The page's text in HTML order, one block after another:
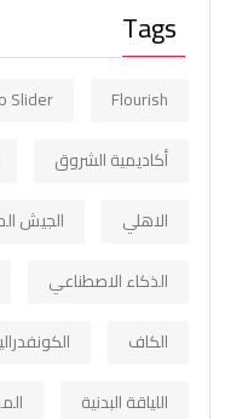
Tags
Flourish
Slider
أكاديمية الشروق
الاهلي
الجيش
الذكاء الاصطناعي
الكاف
اللياقة البدنية